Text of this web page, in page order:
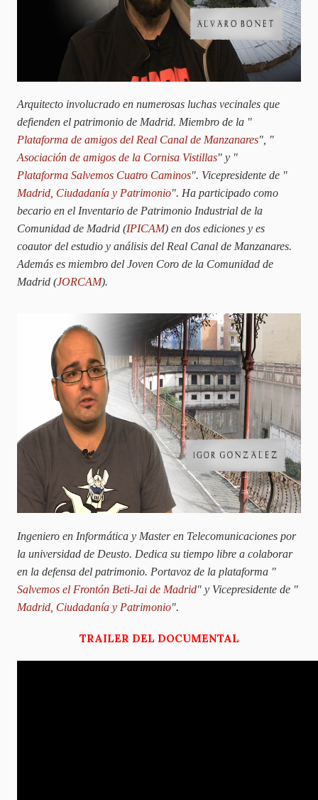
Arquitecto involucrado en numerosas luchas vecinales que
defienden el patrimonio de Madrid. Miembro de la "
Plataforma de amigos del Real Canal de Manzanares", "
Asociación de amigos de la Cornisa Vistillas" y "
Plataforma Salvemos Cuatro Caminos". Vicepresidente de "
Madrid, Ciudadanía y Patrimonio". Ha participado como
becario en el Inventario de Patrimonio Industrial de la
Comunidad de Madrid (IPICAM) en dos ediciones y es
coautor del estudio y análisis del Real Canal de Manzanares.
Además es miembro del Joven Coro de la Comunidad de
Madrid (JORCAM).
Ingeniero en Informática y Master en Telecomunicaciones por
la universidad de Deusto. Dedica su tiempo libre a colaborar
en la defensa del patrimonio. Portavoz de la plataforma "
Salvemos el Frontón Beti-Jai de Madrid" y Vicepresidente de "
Madrid, Ciudadanía y Patrimonio".
TRAILER DEL DOCUMENTAL